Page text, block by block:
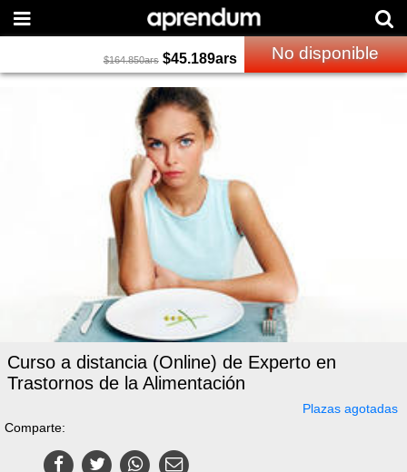
$164.850ars $45.189ars No disponible
Curso a distancia (Online) de Experto en
Trastornos de la Alimentación
Plazas agotadas
Comparte: